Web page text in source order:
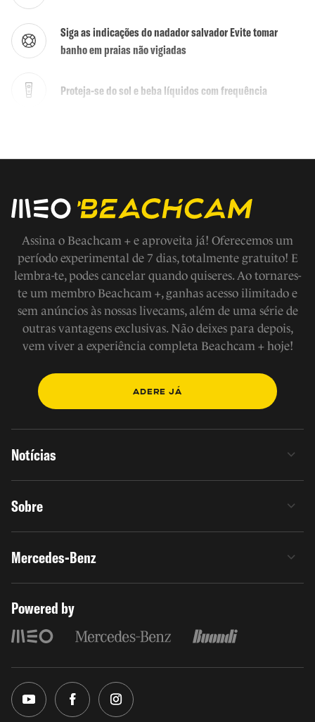
Siga as indicações do nadador salvador Evite tomar
banho em praias não vigiadas
Proteja-se do sol e beba líquidos com frequência
Evite fazer barulho
Respeite os modos de vida e tradições locais, a fauna e
flora
Não tire nada a não ser fotografias
Não faça fogueiras na praia
Assina o Beachcam + e aproveita já! Oferecemos um
período experimental de 7 dias, totalmente gratuito! E
lembra-te, podes cancelar quando quiseres. Ao tornares-
te um membro Beachcam +, ganhas acesso ilimitado e
sem anúncios às nossas livecams, além de uma série de
outras vantagens exclusivas. Não deixes para depois,
vem viver a experiência completa Beachcam + hoje!
ADERE JÁ
Notícias
Sobre
Mercedes-Benz
Powered by